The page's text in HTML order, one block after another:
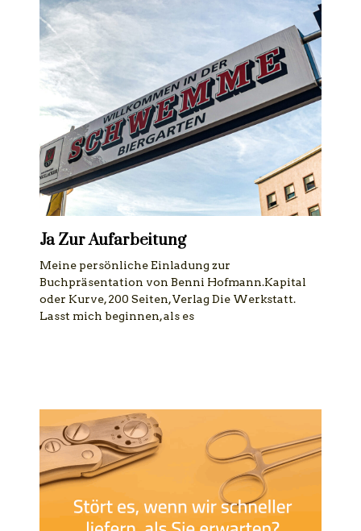
Ja Zur Aufarbeitung
Meine persönliche Einladung zur
Buchpräsentation von Benni Hofmann.Kapital
oder Kurve, 200 Seiten, Verlag Die Werkstatt.
Lasst mich beginnen, als es